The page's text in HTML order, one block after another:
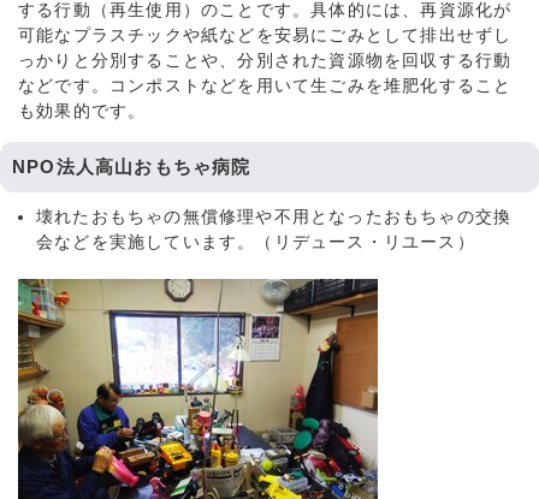
する行動（再生使用）のことです。具体的には、再資源化が
可能なプラスチックや紙などを安易にごみとして排出せずし
っかりと分別することや、分別された資源物を回収する行動
などです。コンポストなどを用いて生ごみを堆肥化すること
も効果的です。
NPO法人高山おもちゃ病院
壊れたおもちゃの無償修理や不用となったおもちゃの交換
会などを実施しています。（リデュース・リユース）